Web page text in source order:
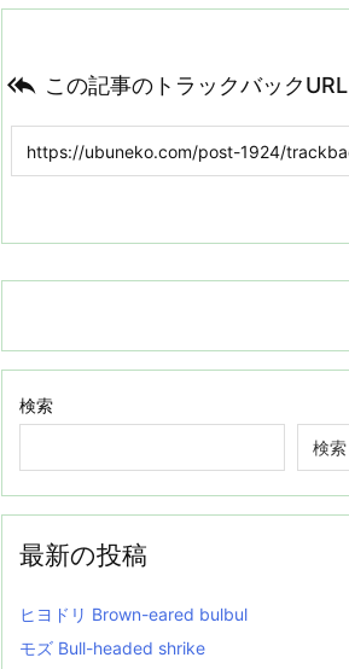
 この記事のトラックバックURL
検索
検索
最新の投稿
ヒヨドリ Brown-eared bulbul
モズ Bull-headed shrike